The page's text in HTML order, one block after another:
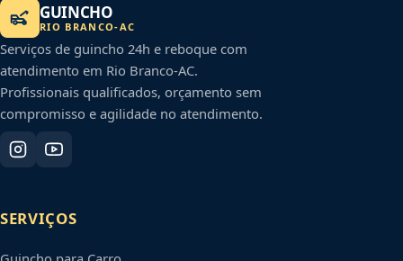
GUINCHO
RIO BRANCO-AC
Serviços de guincho 24h e reboque com
atendimento em Rio Branco-AC.
Profissionais qualificados, orçamento sem
compromisso e agilidade no atendimento.
SERVIÇOS